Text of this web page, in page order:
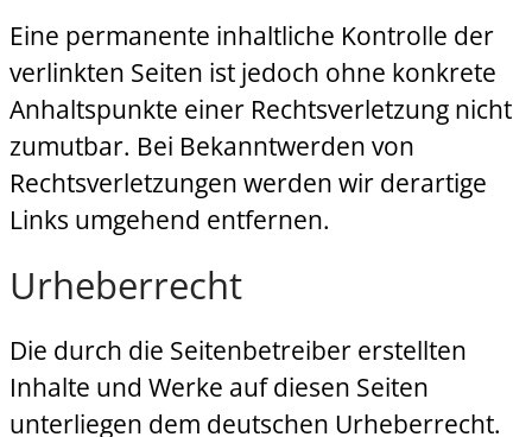
Eine permanente inhaltliche Kontrolle der
verlinkten Seiten ist jedoch ohne konkrete
Anhaltspunkte einer Rechtsverletzung nicht
zumutbar. Bei Bekanntwerden von
Rechtsverletzungen werden wir derartige
Links umgehend entfernen.
Urheberrecht
Die durch die Seitenbetreiber erstellten
Inhalte und Werke auf diesen Seiten
unterliegen dem deutschen Urheberrecht.